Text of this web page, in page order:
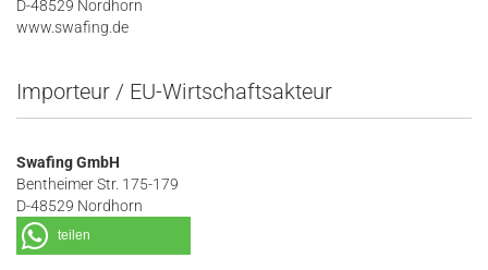
D-48529 Nordhorn
www.swafing.de
Importeur / EU-Wirtschaftsakteur
Swafing GmbH
Bentheimer Str. 175-179
D-48529 Nordhorn
teilen